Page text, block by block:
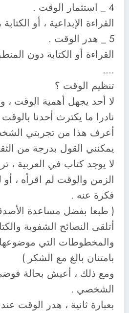
4 _ استثمار الوقت .
القراءة الإبداعية ، أو
5 _ هدر الوقت .
القراءة أو الكتابة دون
….
تنظيم الوقت ؟
لا أحد يجهل أهمية الوقت ،
نادرا ما يكترث أحدنا
أعرف هذا من تجربتي
يمكنني القول بدرجة من
لا يوجد كتاب في العربية ،
الزمن والوقت لم اقرأه ،
فكرة عنه .
( طبعا بفضل مساعدة
أتلقى النصائح الشفوية
والمخطوطات التي
بامتنان بالغ مع الشكر )
ومع ذلك ، أعيش بحالة
الشخصي .
بعبارة ثانية ، هدر الوقت